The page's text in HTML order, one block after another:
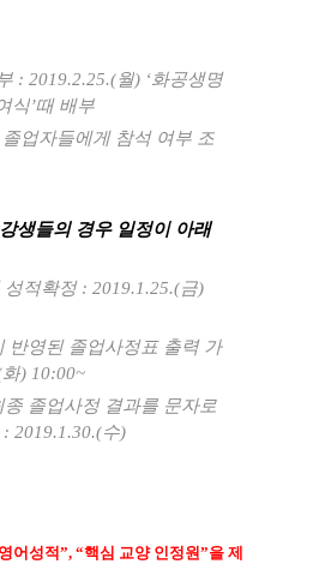
: 2019.2.25.(월) ‘화공생명
식’때 배부
졸업자들에게 참석 여부 조
생들의 경우 일정이 아래
성적확정 : 2019.1.25.(금)
반영된 졸업사정표 출력 가
화) 10:00~
종 졸업사정 결과를 문자로
: 2019.1.30.(수)
영어성적 ”, “핵심 교양 인정원”을 제